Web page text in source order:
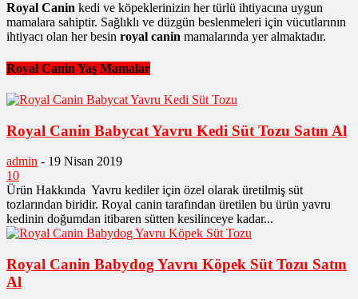
Royal Canin kedi ve köpeklerinizin her türlü ihtiyacına uygun
mamalara sahiptir. Sağlıklı ve düzgün beslenmeleri için vücutlarının
ihtiyacı olan her besin royal canin mamalarında yer almaktadır.
Royal Canin Yaş Mamalar
Royal Canin Babycat Yavru Kedi Süt Tozu Satın Al
admin - 19 Nisan 2019
10
Ürün Hakkında Yavru kediler için özel olarak üretilmiş süt
tozlarından biridir. Royal canin tarafından üretilen bu ürün yavru
kedinin doğumdan itibaren sütten kesilinceye kadar...
Royal Canin Babydog Yavru Köpek Süt Tozu Satın
Al